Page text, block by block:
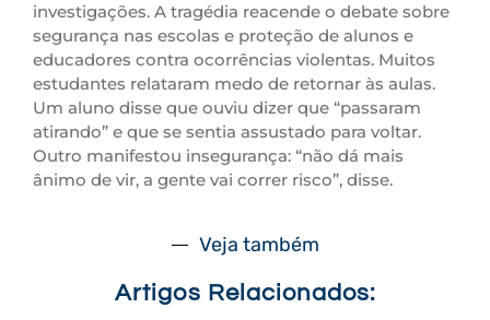
investigações. A tragédia reacende o debate sobre
segurança nas escolas e proteção de alunos e
educadores contra ocorrências violentas. Muitos
estudantes relataram medo de retornar às aulas.
Um aluno disse que ouviu dizer que “passaram
atirando” e que se sentia assustado para voltar.
Outro manifestou insegurança: “não dá mais
ânimo de vir, a gente vai correr risco”, disse.
Veja também
Artigos Relacionados: